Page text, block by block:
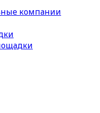
компании